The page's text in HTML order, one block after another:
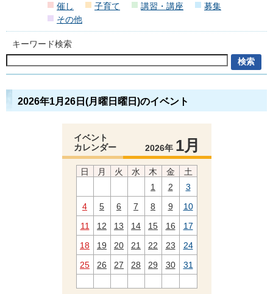
催し
子育て 講習・講座
募集
その他
キーワード検索
2026年1月26日(月曜日曜日)のイベント
イベント
カレンダー
2026年 1月
日 月 火 水 木 金
土
1
2
3
4
5 6 7 8 9
10
11
12 13 14 15 16
17
18
19 20 21 22 23
24
25
26 27 28 29 30 31